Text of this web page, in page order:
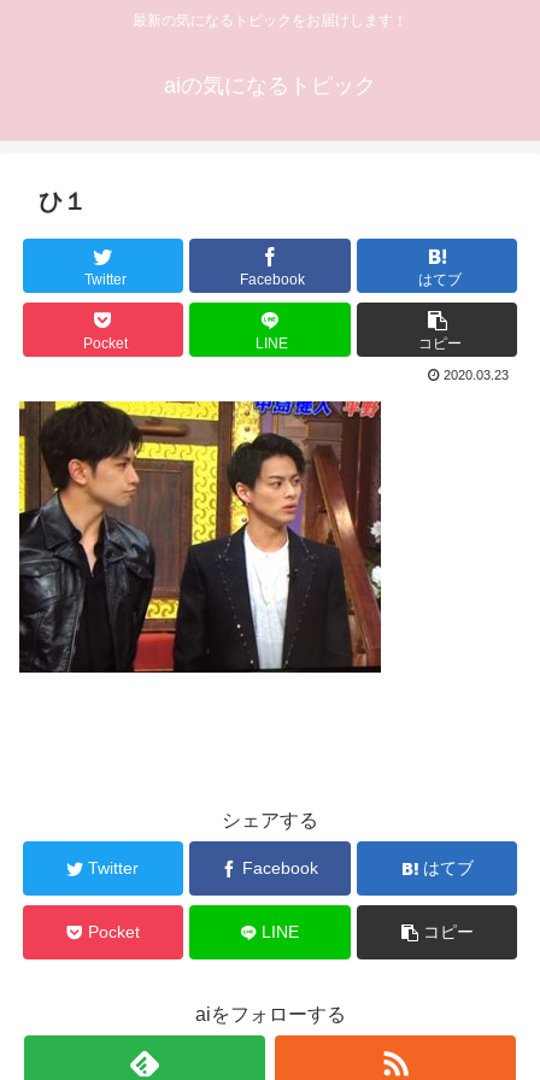
最新の気になるトピックをお届けします！
aiの気になるトピック
ひ１
Twitter Facebook はてブ
Pocket LINE コピー
2020.03.23
シェアする
Twitter Facebook はてブ
Pocket LINE コピー
aiをフォローする